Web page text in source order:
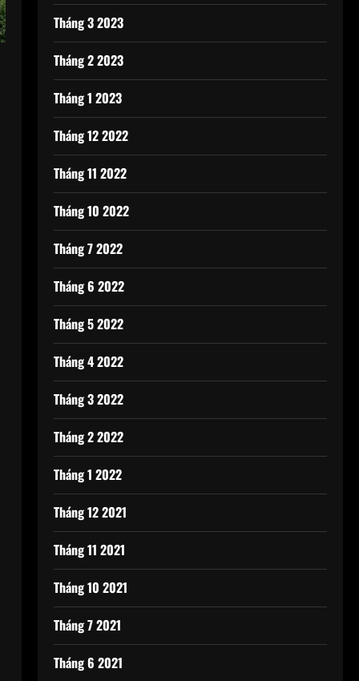
Tháng 3 2023
Tháng 2 2023
Tháng 1 2023
Tháng 12 2022
Tháng 11 2022
Tháng 10 2022
Tháng 7 2022
Tháng 6 2022
Tháng 5 2022
Tháng 4 2022
Tháng 3 2022
Tháng 2 2022
Tháng 1 2022
Tháng 12 2021
Tháng 11 2021
Tháng 10 2021
Tháng 7 2021
Tháng 6 2021